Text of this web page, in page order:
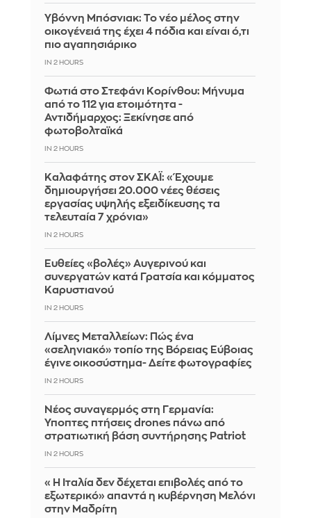
Υβόννη Μπόσνιακ: Το νέο μέλος στην
οικογένειά της έχει 4 πόδια και είναι ό,τι
πιο αγαπησιάρικο
IN 2 HOURS
Φωτιά στο Στεφάνι Κορίνθου: Μήνυμα
από το 112 για ετοιμότητα -
Αντιδήμαρχος: Ξεκίνησε από
φωτοβολταϊκά
IN 2 HOURS
Καλαφάτης στον ΣΚΑΪ: «Έχουμε
δημιουργήσει 20.000 νέες θέσεις
εργασίας υψηλής εξειδίκευσης τα
τελευταία 7 χρόνια»
IN 2 HOURS
Ευθείες «βολές» Αυγερινού και
συνεργατών κατά Γρατσία και κόμματος
Καρυστιανού
IN 2 HOURS
Λίμνες Μεταλλείων: Πώς ένα
«σεληνιακό» τοπίο της Βόρειας Εύβοιας
έγινε οικοσύστημα- Δείτε φωτογραφίες
IN 2 HOURS
Νέος συναγερμός στη Γερμανία:
Ύποπτες πτήσεις drones πάνω από
στρατιωτική βάση συντήρησης Patriot
IN 2 HOURS
«Η Ιταλία δεν δέχεται επιβολές από το
εξωτερικό» απαντά η κυβέρνηση Μελόνι
στην Μαδρίτη